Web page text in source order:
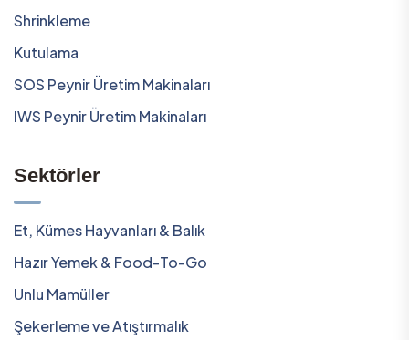
Shrinkleme
Kutulama
SOS Peynir Üretim Makinaları
IWS Peynir Üretim Makinaları
Sektörler
Et, Kümes Hayvanları & Balık
Hazır Yemek & Food-To-Go
Unlu Mamüller
Şekerleme ve Atıştırmalık